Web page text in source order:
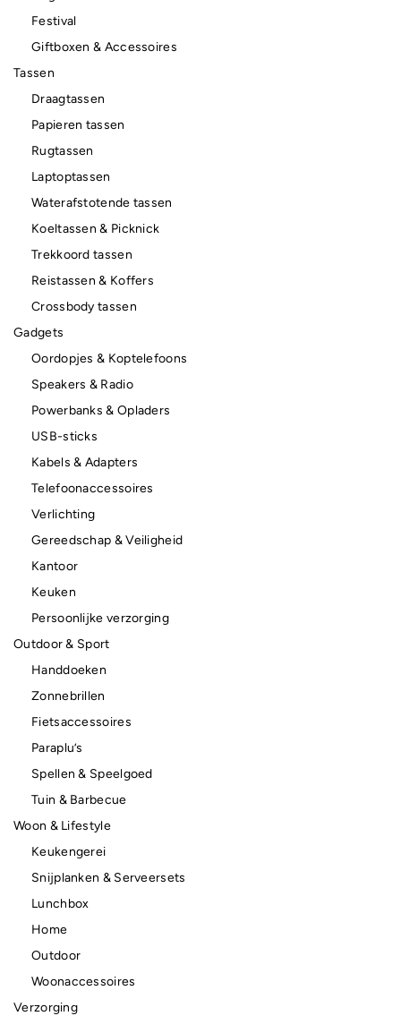
Festival
Giftboxen & Accessoires
Tassen
Draagtassen
Papieren tassen
Rugtassen
Laptoptassen
Waterafstotende tassen
Koeltassen & Picknick
Trekkoord tassen
Reistassen & Koffers
Crossbody tassen
Gadgets
Oordopjes & Koptelefoons
Speakers & Radio
Powerbanks & Opladers
USB-sticks
Kabels & Adapters
Telefoonaccessoires
Verlichting
Gereedschap & Veiligheid
Kantoor
Keuken
Persoonlijke verzorging
Outdoor & Sport
Handdoeken
Zonnebrillen
Fietsaccessoires
Paraplu’s
Spellen & Speelgoed
Tuin & Barbecue
Woon & Lifestyle
Keukengerei
Snijplanken & Serveersets
Lunchbox
Home
Outdoor
Woonaccessoires
Verzorging